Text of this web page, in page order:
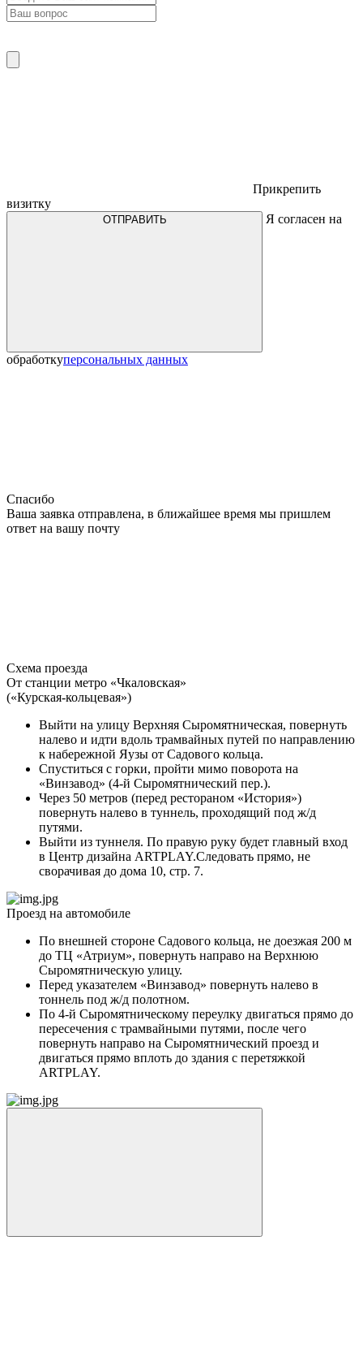
Прикрепить
визитку
ОТПРАВИТЬ Я согласен на
обработкуперсональных данных
Спасибо
Ваша заявка отправлена, в ближайшее время мы пришлем
ответ на вашу почту
Схема проезда
От станции метро «Чкаловская»
(«Курская-кольцевая»)
Выйти на улицу Верхняя Сыромятническая, повернуть
налево и идти вдоль трамвайных путей по направлению
к набережной Яузы от Садового кольца.
Спуститься с горки, пройти мимо поворота на
«Винзавод» (4-й Сыромятнический пер.).
Через 50 метров (перед рестораном «История»)
повернуть налево в туннель, проходящий под ж/д
путями.
Выйти из туннеля. По правую руку будет главный вход
в Центр дизайна ARTPLAY.Следовать прямо, не
сворачивая до дома 10, стр. 7.
Проезд на автомобиле
По внешней стороне Садового кольца, не доезжая 200 м
до ТЦ «Атриум», повернуть направо на Верхнюю
Сыромятническую улицу.
Перед указателем «Винзавод» повернуть налево в
тоннель под ж/д полотном.
По 4-й Сыромятническому переулку двигаться прямо до
пересечения с трамвайными путями, после чего
повернуть направо на Сыромятнический проезд и
двигаться прямо вплоть до здания с перетяжкой
ARTPLAY.